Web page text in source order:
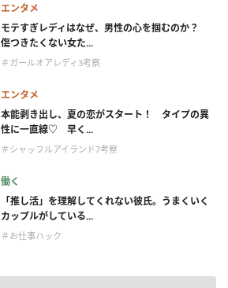
エンタメ
モテすぎレディはなぜ、男性の心を掴むのか？
傷つきたくない女た...
＃ガールオアレディ3考察
エンタメ
本能剥き出し、夏の恋がスタート！ タイプの異
性に一直線♡ 早く...
＃シャッフルアイランド7考察
働く
「推し活」を理解してくれない彼氏。うまくいく
カップルがしている...
＃お仕事ハック